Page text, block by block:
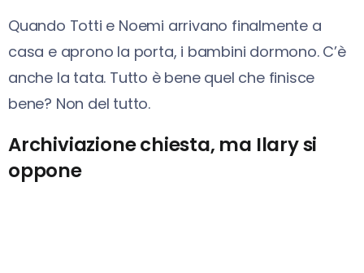
Quando Totti e Noemi arrivano finalmente a
casa e aprono la porta, i bambini dormono. C’è
anche la tata. Tutto è bene quel che finisce
bene? Non del tutto.
Archiviazione chiesta, ma Ilary si
oppone